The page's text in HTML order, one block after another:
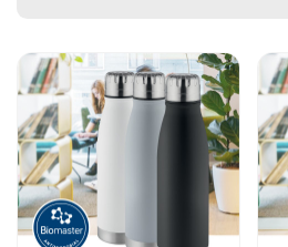
Liste des
Go to product page